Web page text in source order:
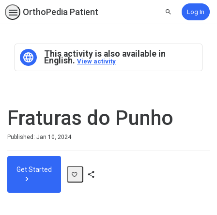
OrthoPedia Patient Search Log In
This activity is also available in
English. View activity
Fraturas do Punho
Published: Jan 10, 2024
Get Started